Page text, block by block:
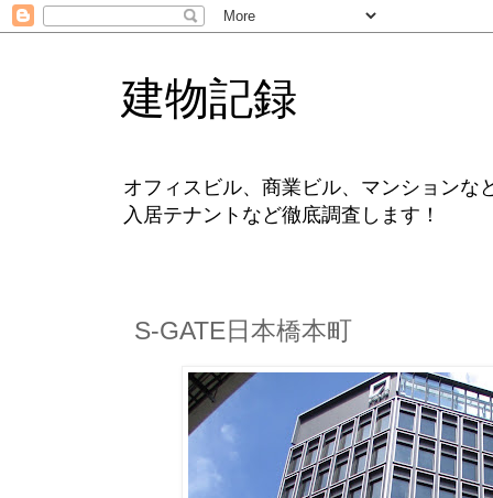
建物記録
オフィスビル、商業ビル、マンションな
入居テナントなど徹底調査します！
S-GATE日本橋本町